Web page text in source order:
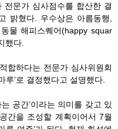
문가 심사점수를 합산한 결
밝혔다. 우수상은 아름동행,
물 해피스퀘어(happy squar
했다.
합하다는 전문가 심사위원회
루’로 결정했다고 설명했다.
공간’이라는 의미를 갖고 있
간을 조성할 계획이어서 7월